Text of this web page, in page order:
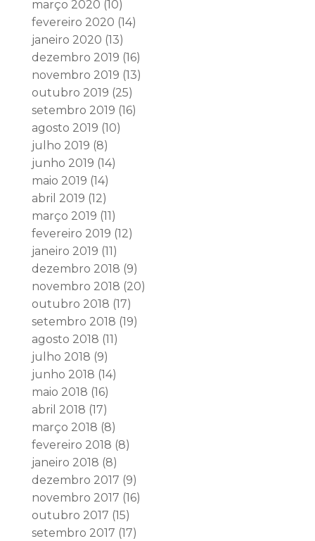
março 2020 (10)
fevereiro 2020 (14)
janeiro 2020 (13)
dezembro 2019 (16)
novembro 2019 (13)
outubro 2019 (25)
setembro 2019 (16)
agosto 2019 (10)
julho 2019 (8)
junho 2019 (14)
maio 2019 (14)
abril 2019 (12)
março 2019 (11)
fevereiro 2019 (12)
janeiro 2019 (11)
dezembro 2018 (9)
novembro 2018 (20)
outubro 2018 (17)
setembro 2018 (19)
agosto 2018 (11)
julho 2018 (9)
junho 2018 (14)
maio 2018 (16)
abril 2018 (17)
março 2018 (8)
fevereiro 2018 (8)
janeiro 2018 (8)
dezembro 2017 (9)
novembro 2017 (16)
outubro 2017 (15)
setembro 2017 (17)